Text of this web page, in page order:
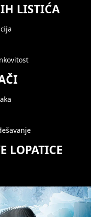
LISTIĆA
LOPATICE